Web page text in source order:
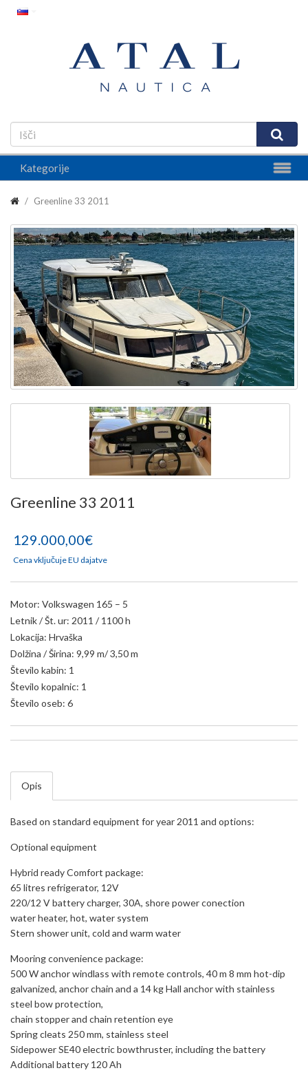
Kategorije
Greenline 33 2011
Greenline 33 2011
129.000,00€
Cena vključuje EU dajatve
Motor: Volkswagen 165 – 5
Letnik / Št. ur: 2011 / 1100 h
Lokacija: Hrvaška
Dolžina / Širina: 9,99 m/ 3,50 m
Število kabin: 1
Število kopalnic: 1
Število oseb: 6
Opis
Based on standard equipment for year 2011 and options:
Optional equipment
Hybrid ready Comfort package:
65 litres refrigerator, 12V
220/12 V battery charger, 30A, shore power conection
water heater, hot, water system
Stern shower unit, cold and warm water
Mooring convenience package:
500 W anchor windlass with remote controls, 40 m 8 mm hot-dip
galvanized, anchor chain and a 14 kg Hall anchor with stainless
steel bow protection,
chain stopper and chain retention eye
Spring cleats 250 mm, stainless steel
Sidepower SE40 electric bowthruster, including the battery
Additional battery 120 Ah